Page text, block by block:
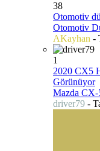
38
Otomotiv
Otomotiv
AKayhan -
1
2020 CX5
Görünüyor
Mazda
driver79 -